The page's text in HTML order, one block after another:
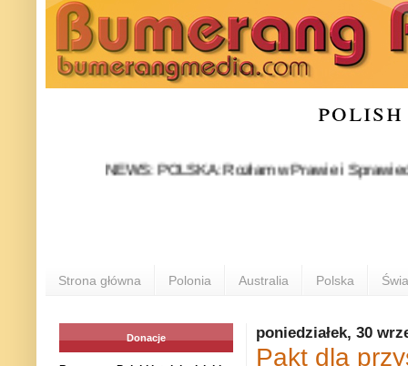
NEWS: POLSKA: Rozłam w Prawie i
Strona główna Polonia Australia Polska
poniedziałek, 30
Pakt dla
Donacje